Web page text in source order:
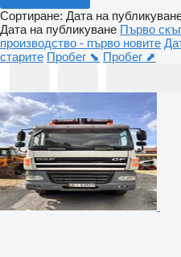
Сортиране: Дата на
Дата на публикуване Първо
производство - първо новите
старите Пробег ⬊ Пробег ⬈